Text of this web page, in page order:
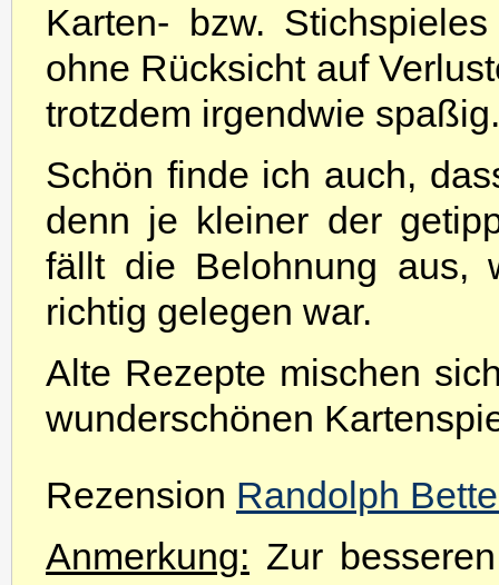
Karten- bzw.
ohne Rücksicht auf
trotzdem irgendwie spaßig.
Schön finde ich auch,
denn je kleiner der
fällt die Belohnung aus,
richtig gelegen war.
Alte Rezepte mischen
wunderschönen
Rezension Randolph
Anmerkung: Zur